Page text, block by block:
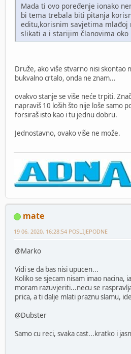
Mada ti ovo poređenje ionako
bi tema trebala biti pitanja
editu,korisnim savjetima mlađoj
slikati a i starijim članovima oko
Druže, ako više stvarno nisi skontao
bukvalno crtalo, onda ne znam...
ovakvo stanje se više neće trpiti.
napraviš 10 loših što nije loše samo
forsiraš isto kao i tu jednu dobru.
Jednostavno, ovako više ne može.
mate
19 06, 2020, 16:28:54 POSLIJEPODNE
@Marko
Vidi se da bas nisi upucen...
Koliko se sjecam nisam imao nacina,
moram razuvjeriti...necu se
prica, a ti dalje mlati praznu slamu,
@Dubster
Samo cu reci, svaka cast...kratko i